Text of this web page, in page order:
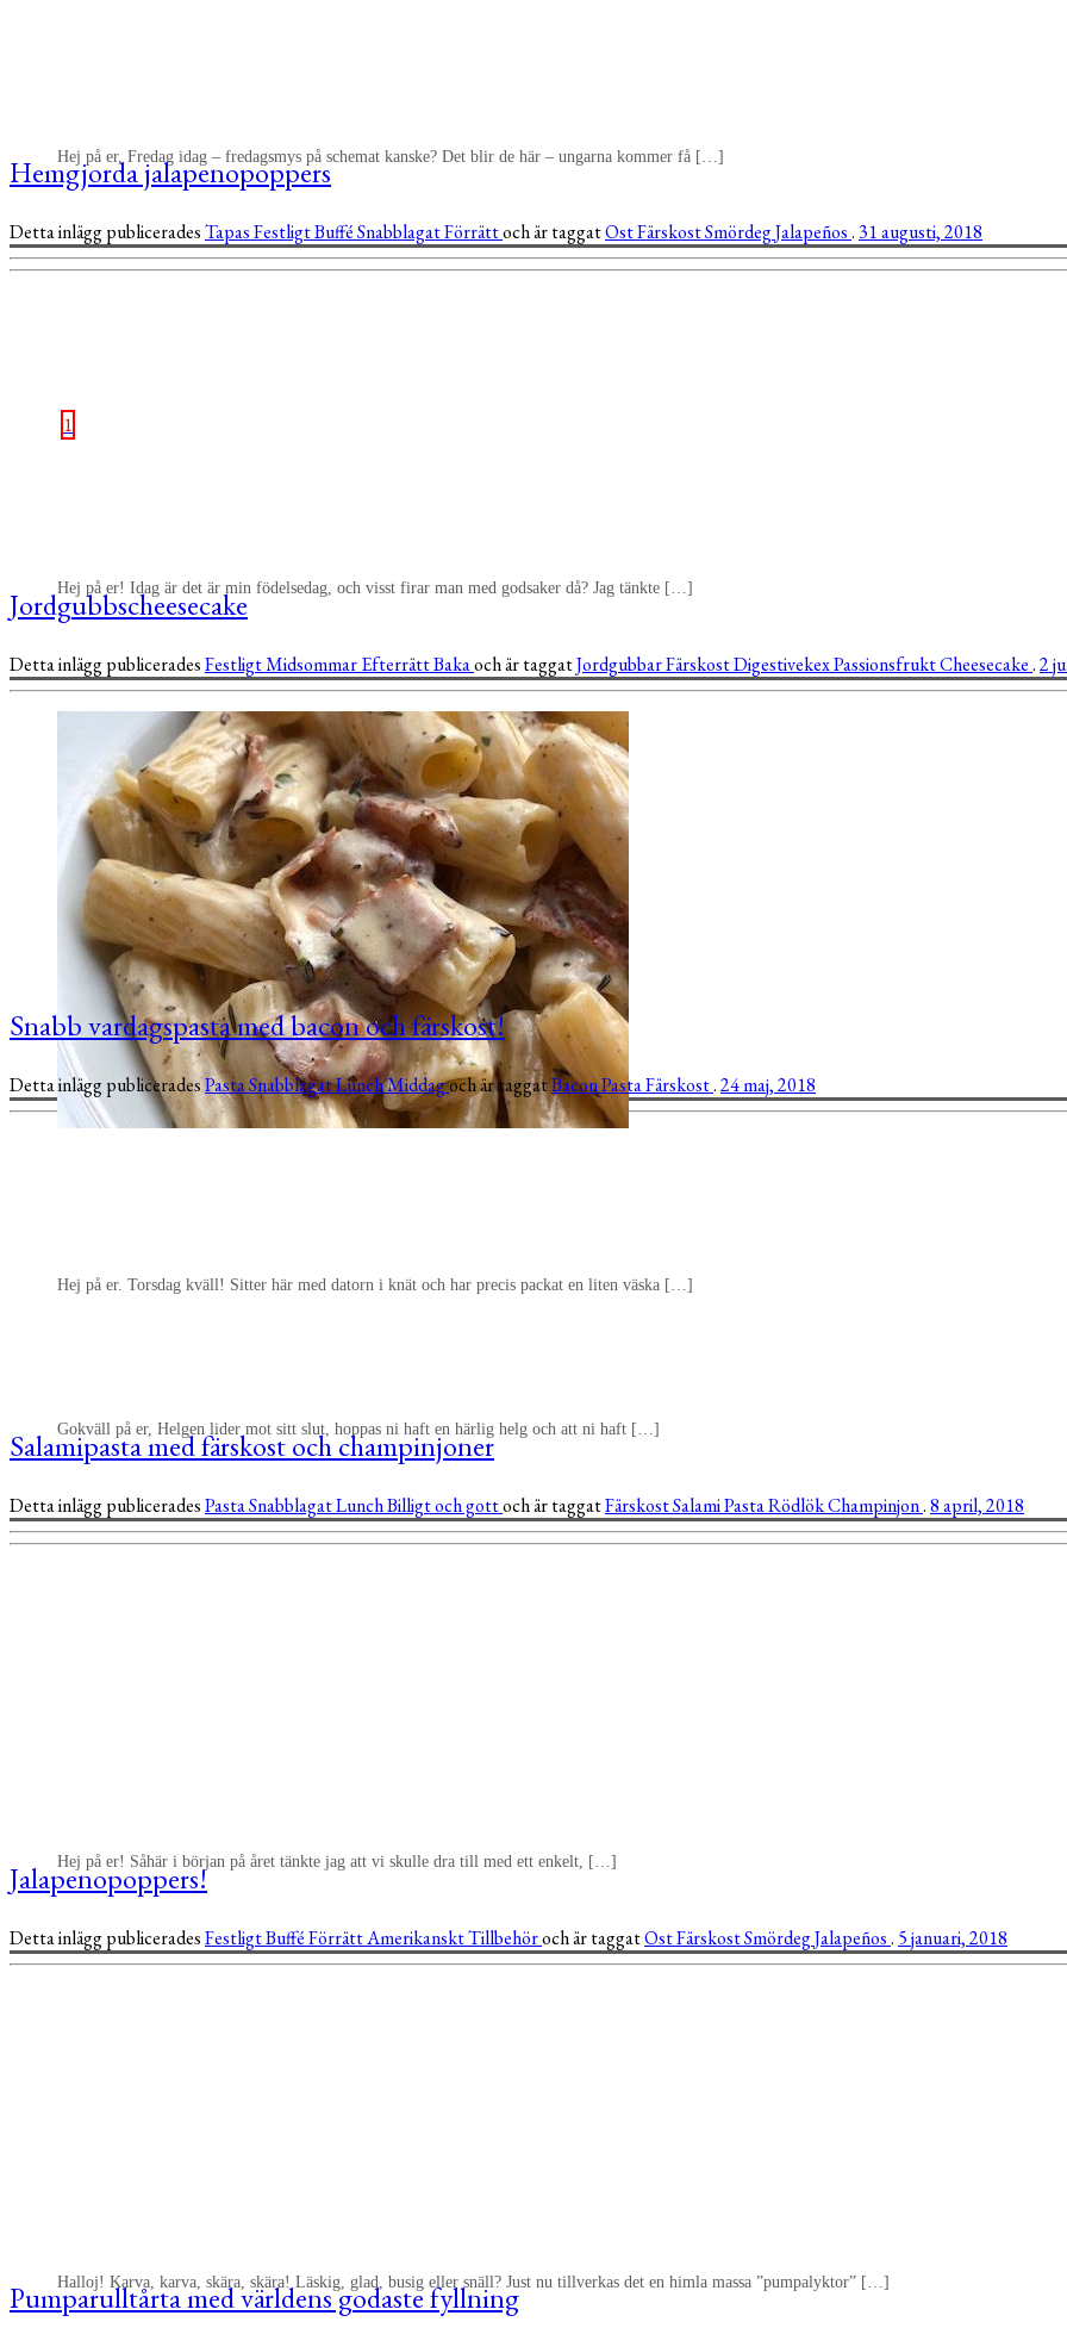
Hej på er, Fredag idag – fredagsmys på schemat kanske? Det blir de här – ungarna kommer få […]
Hemgjorda jalapenopoppers
Detta inlägg publiceradesTapasFestligtBufféSnabblagatFörrättoch är taggatOstFärskostSmördegJalapeños. 31 augusti, 2018
1
Hej på er! Idag är det är min födelsedag, och visst firar man med godsaker då? Jag tänkte […]
Jordgubbscheesecake
Detta inlägg publiceradesFestligtMidsommarEfterrättBakaoch är taggatJordgubbarFärskostDigestivekexPassionsfruktCheesecake.2
Hej på er. Torsdag kväll! Sitter här med datorn i knät och har precis packat en liten väska […]
Snabb vardagspasta med bacon och färskost!
Detta inlägg publiceradesPastaSnabblagatLunchMiddagoch är taggatBaconPastaFärskost.24 maj, 2018
Gokväll på er, Helgen lider mot sitt slut, hoppas ni haft en härlig helg och att ni haft […]
Salamipasta med färskost och champinjoner
Detta inlägg publiceradesPastaSnabblagatLunchBilligt och gottoch är taggatFärskostSalamiPastaRödlökChampinjon.8 april, 2018
Hej på er! Såhär i början på året tänkte jag att vi skulle dra till med ett enkelt, […]
Jalapenopoppers!
Detta inlägg publiceradesFestligtBufféFörrättAmerikansktTillbehöroch är taggatOstFärskostSmördegJalapeños. 5 januari, 2018
Halloj! Karva, karva, skära, skära! Läskig, glad, busig eller snäll? Just nu tillverkas det en himla massa ”pumpalyktor” […]
Pumparulltårta med världens godaste fyllning